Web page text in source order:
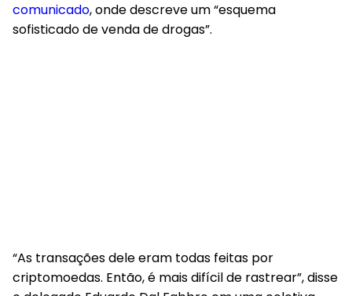
comunicado, onde descreve um “esquema
sofisticado de venda de drogas”.
“As transações dele eram todas feitas por
criptomoedas. Então, é mais difícil de rastrear”, disse